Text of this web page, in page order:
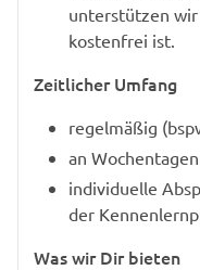
unterstützen wir
kostenfrei ist.
Zeitlicher Umfang
regelmäßig
an
individuelle
der
Was wir Dir bieten